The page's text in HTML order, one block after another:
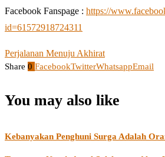
Facebook Fanspage : https://
id=61572918724311
Perjalanan Menuju Akhirat
Share 0 FacebookTwitterWhatsappEmail
You may also like
Kebanyakan Penghuni Surga Adalah